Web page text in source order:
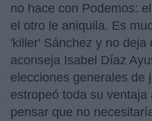
no hace con Podemos:
el otro le aniquila. Es
'killer' Sánchez y no deja
aconseja Isabel Díaz
elecciones generales de
estropeó toda su
pensar que no